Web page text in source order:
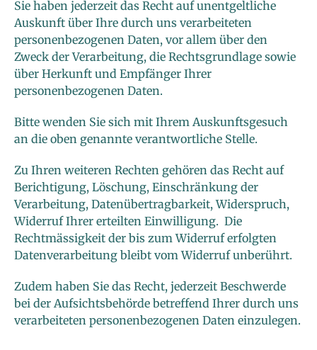
Sie haben jederzeit das Recht auf unentgeltliche
Auskunft über Ihre durch uns verarbeiteten
personenbezogenen Daten, vor allem über den
Zweck der Verarbeitung, die Rechtsgrundlage sowie
über Herkunft und Empfänger Ihrer
personenbezogenen Daten.
Bitte wenden Sie sich mit Ihrem Auskunftsgesuch
an die oben genannte verantwortliche Stelle.
Zu Ihren weiteren Rechten gehören das Recht auf
Berichtigung, Löschung, Einschränkung der
Verarbeitung, Datenübertragbarkeit, Widerspruch,
Widerruf Ihrer erteilten Einwilligung. Die
Rechtmässigkeit der bis zum Widerruf erfolgten
Datenverarbeitung bleibt vom Widerruf unberührt.
Zudem haben Sie das Recht, jederzeit Beschwerde
bei der Aufsichtsbehörde betreffend Ihrer durch uns
verarbeiteten personenbezogenen Daten einzulegen.